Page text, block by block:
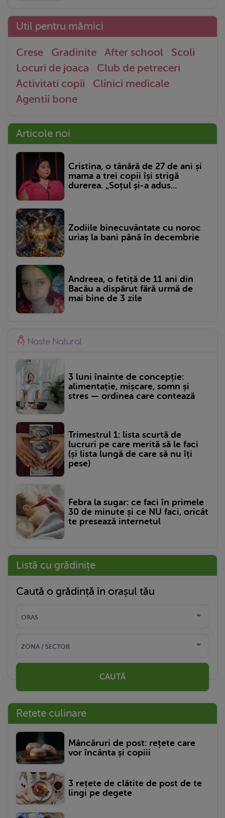
Util pentru mămici
Crese Gradinite After school
Scoli
Locuri de joaca
Club de petreceri
Activitati copii
Clinici medicale
Agentii bone
Articole noi
Cristina, o tânără de 27 de ani și
mama a trei copii își strigă
durerea. „Soțul și-a adus...
Zodiile binecuvântate cu noroc
uriaș la bani până în decembrie
Andreea, o fetiță de 11 ani din
Bacău a dispărut fără urmă de
mai bine de 3 zile
3 luni înainte de concepție:
alimentație, mișcare, somn și
stres — ordinea care contează
Trimestrul 1: lista scurtă de
lucruri pe care merită să le faci
(și lista lungă de care să nu îți
pese)
Febra la sugar: ce faci în primele
30 de minute și ce NU faci, oricât
te presează internetul
Listă cu grădinițe
Caută o grădință în orașul tău
CAUTĂ
Rețete culinare
Mâncăruri de post: rețete care
vor încânta și copiii
3 rețete de clătite de post de te
lingi pe degete